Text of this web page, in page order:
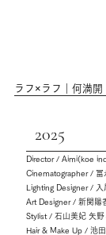
ラフ×ラフ｜何満開
2025
Director / Aimi(koe
Cinematographer / 冨
Lighting Designer / 入
Art Designer / 新関陽
Stylist / 石山美妃 矢野
Hair & Make Up / 池